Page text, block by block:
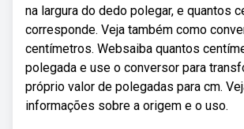
na largura do dedo polegar, e quantos
corresponde. Veja também como
centímetros. Websaiba quantos
polegada e use o conversor para
próprio valor de polegadas para cm.
informações sobre a origem e o uso.